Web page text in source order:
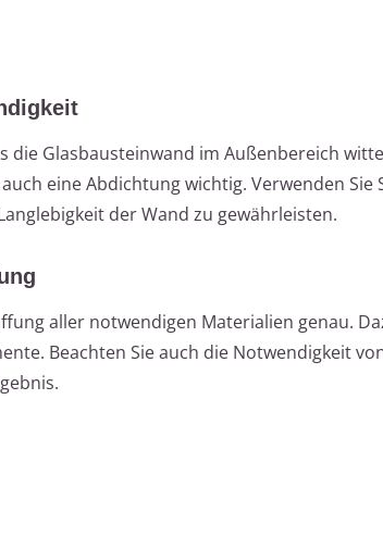
die Glasbausteinwand im Außenbereich
eine Abdichtung wichtig. Verwenden Sie
der Wand zu gewährleisten.
aller notwendigen Materialien genau.
Beachten Sie auch die Notwendigkeit